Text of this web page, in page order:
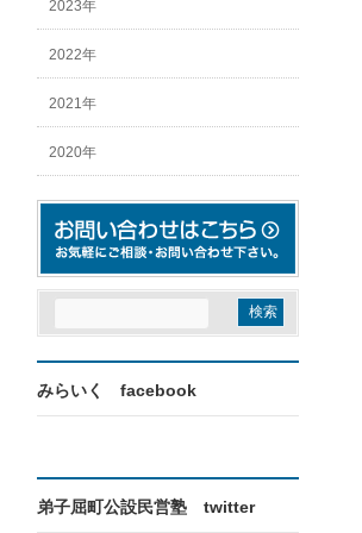
2023年
2022年
2021年
2020年
みらいく facebook
弟子屈町公設民営塾 twitter